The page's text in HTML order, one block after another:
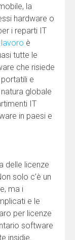
la
hardware o
i reparti IT
è
tutte le
che risiede
e
globale
IT
in paesi e
delle licenze
solo c’è un
ma i
e le
per licenze
software
insidie.